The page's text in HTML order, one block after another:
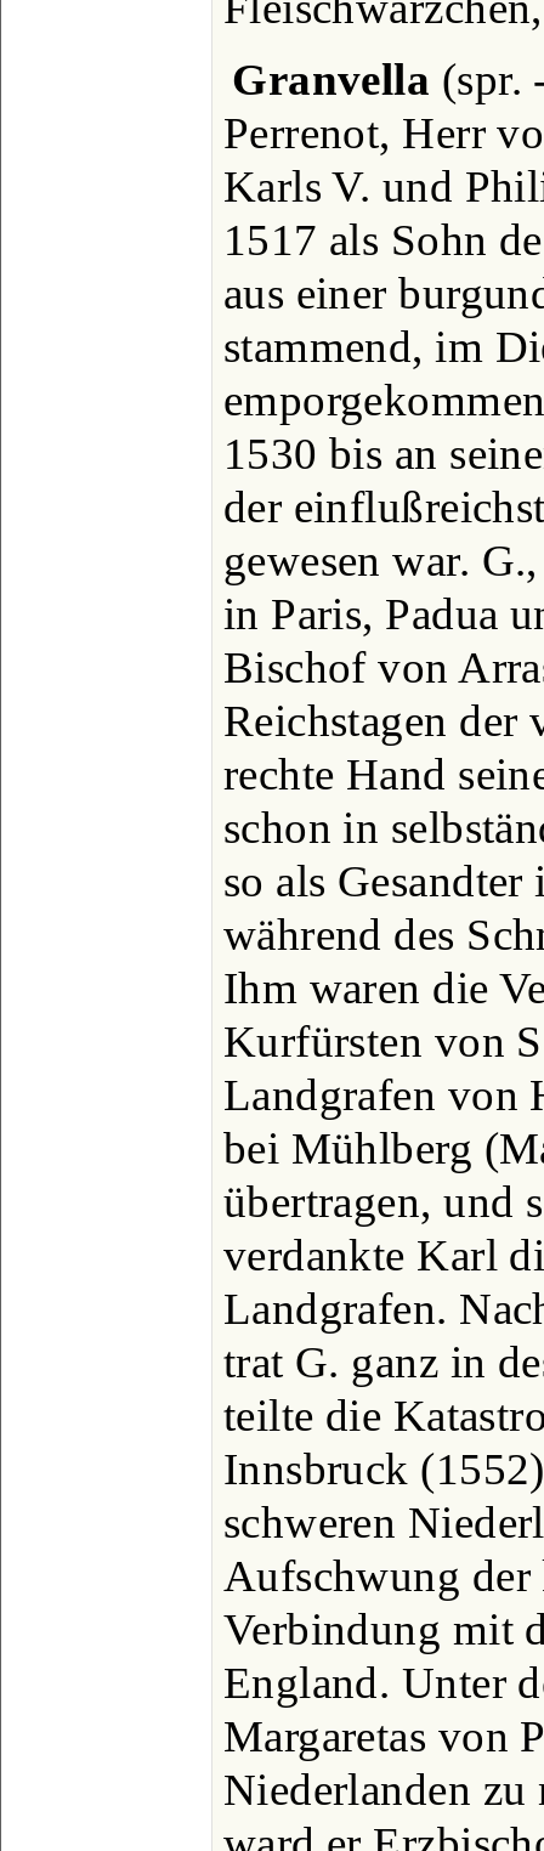
Granvella (spr.
Perrenot, Herr
Karls V. und
1517 als Sohn
aus einer
stammend, im
1530 bis an
der
gewesen war.
in Paris, Padua
Bischof von
Reichstagen der
rechte Hand
schon in
so als
während des
Ihm waren die
Kurfürsten von
Landgrafen von
bei Mühlberg
übertragen, und
verdankte Karl
Landgrafen.
trat G. ganz in
teilte die
Innsbruck
schweren
Aufschwung
Verbindung mit
England. Unter
Margaretas von
Niederlanden zu